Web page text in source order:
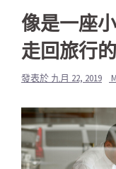
像是一座
走回旅行
發表於 九月 22, 2019